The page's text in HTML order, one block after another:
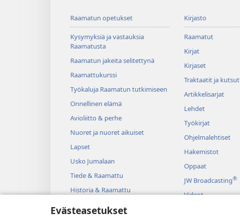
Evästeasetukset
Raamatun opetukset
Kysymyksiä ja vastauksia
Raamatusta
Raamatun jakeita selitettynä
Raamattukurssi
Työkaluja Raamatun tutkimiseen
Onnellinen elämä
Avioliitto & perhe
Nuoret ja nuoret aikuiset
Lapset
Usko Jumalaan
Tiede & Raamattu
Historia & Raamattu
Kirjasto
Raamatut
Kirjat
Kirjaset
Traktaatit ja kutsut
Artikkelisarjat
Lehdet
Työkirjat
Ohjelmalehtiset
Hakemistot
Oppaat
JW Broadcasting®
Videot